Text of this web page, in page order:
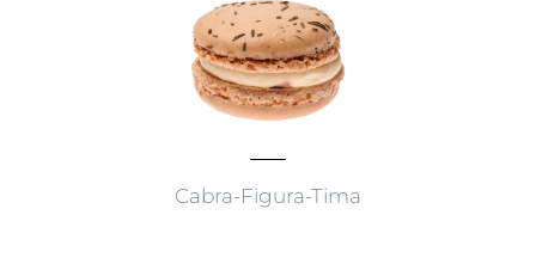
Cabra-Figura-Tima